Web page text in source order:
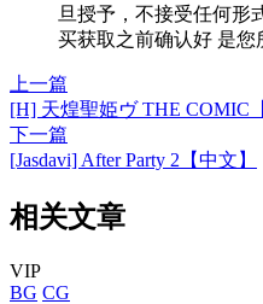
旦授予，不接受任何形
买获取之前确认好 是您
上一篇
[H] 天煌聖姫ヴ THE COMIC
下一篇
[Jasdavi] After Party 2【中文】
相关文章
VIP
BG CG